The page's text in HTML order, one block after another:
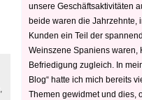
unsere Geschäftsaktivitäten
beide waren die Jahrzehnte,
Kunden ein Teil der
Weinszene Spaniens waren,
Befriedigung zugleich. In
Blog“ hatte ich mich bereits
Themen gewidmet und dies,